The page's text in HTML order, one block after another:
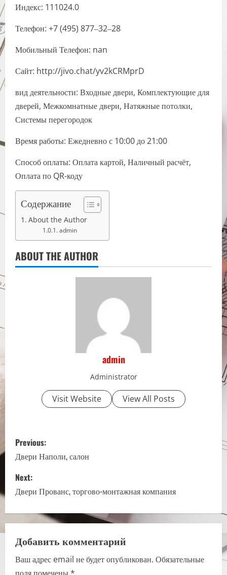
Индекс: 111024.0
Телефон: +7 (495) 877‒32‒28
Мобильный Телефон: nan
Сайт: http://jivo.chat/yv2kCRMprD
вид деятельности: Входные двери, Комплектующие для
дверей, Межкомнатные двери, Натяжные потолки,
Системы перегородок
Время работы: Ежедневно с 10:00 до 21:00
Способ оплаты: Оплата картой, Наличный расчёт,
Оплата по QR-коду
Содержание
About the Author
admin
ABOUT THE AUTHOR
admin
Administrator
Visit Website View All Posts
P
o
s
t
n
a
v
Previous:
Двери Наполи, салон
Next:
Двери Прованс, торгово-монтажная компания
Добавить комментарий
Ваш адрес email не будет опубликован. Обязательные